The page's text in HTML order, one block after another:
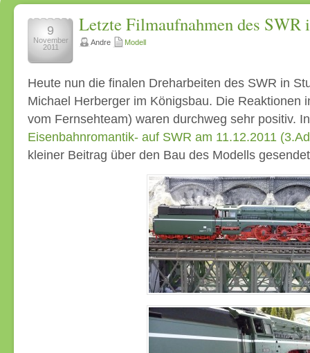
9
November
2011
Letzte Filmaufnahmen des SWR
Andre Modell
Heute nun die finalen Dreharbeiten des SWR in
Michael Herberger im Königsbau. Die Reaktionen
vom Fernsehteam) waren durchweg sehr positiv.
Eisenbahnromantik- auf SWR am 11.12.2011
kleiner Beitrag über den Bau des Modells